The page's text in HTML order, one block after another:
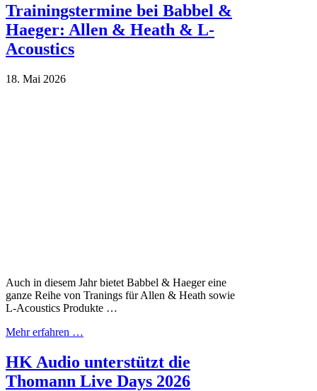
Trainingstermine bei Babbel &
Haeger: Allen & Heath & L-
Acoustics
18. Mai 2026
Auch in diesem Jahr bietet Babbel & Haeger eine
ganze Reihe von Tranings für Allen & Heath sowie
L-Acoustics Produkte …
Mehr erfahren …
HK Audio unterstützt die
Thomann Live Days 2026